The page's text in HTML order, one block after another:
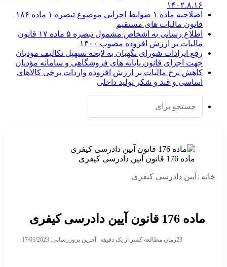
۱۴۰۲.۸.۱۶
اصلاحیه ماده ۱ ضوابط اجرایی موضوع تبصره ۱ ماده ۱۸۶
قانون مالیات های مستقیم
اطلاع رسانی به اشخاص مشمول تبصره ۵ ماده ۱۷ قانون
مالیات بر ارزش افزوده مصوب ۱۴۰۰
رفع ایرادات شورای نگهبان به لایحه تسهیل تکالیف مودیان
جهت اجرای قانون پایانه های فروشگاهی و سامانه مؤدیان
کاهش نرخ مالیات بر ارزش افزوده واردات برخی کالاهای
اساسی و قند و شکر تولید داخلی
ماده 176 قانون آیین دادرسی کیفری
خانه آیین دادرسی کیفری
ماده 176 قانون آیین دادرسی کیفری
آخرین بروزرسانی: 17/01/2023 23زمان مطالعه کمتر از یک دقیقه